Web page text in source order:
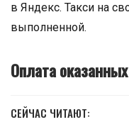
в Яндекс. Такси на
выполненной.
Оплата
СЕЙЧАС ЧИТАЮТ: